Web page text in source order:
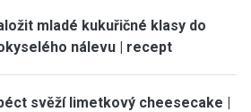
mladé kukuřičné klasy do
nálevu | recept
svěží limetkový cheesecake |